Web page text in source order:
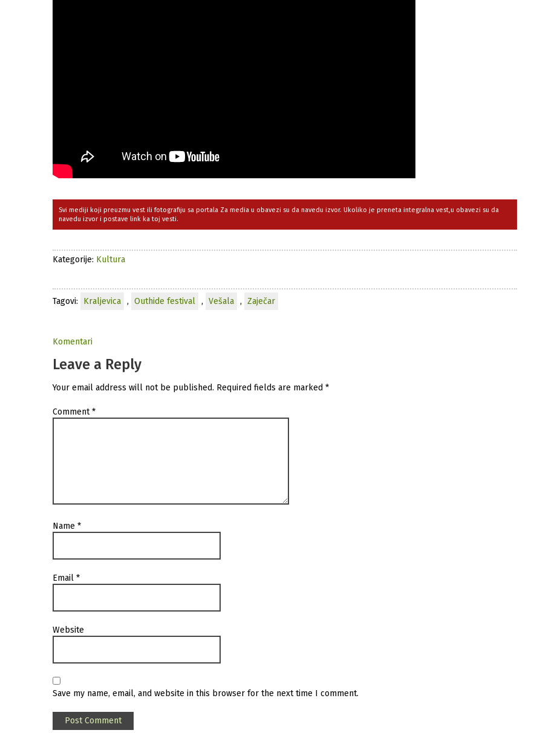
Svi mediji koji preuzmu vest ili fotografiju sa portala Za media u obavezi su da navedu izvor. Ukoliko je preneta integralna vest,u obavezi su da
navedu izvor i postave link ka toj vesti.
Kategorije: Kultura
Tagovi: Kraljevica , Outhide festival , Vešala , Zaječar
Komentari
Leave a Reply
Your email address will not be published. Required fields are marked *
Comment*
Name *
Email *
Website
Save my name, email, and website in this browser for the next time I comment.